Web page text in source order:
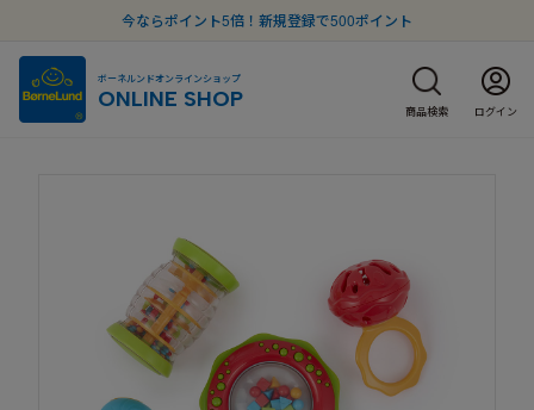
今ならポイント5倍！新規登録で500ポイント
ボーネルンドオンラインショップ
ONLINE SHOP 商品検索 ログイン